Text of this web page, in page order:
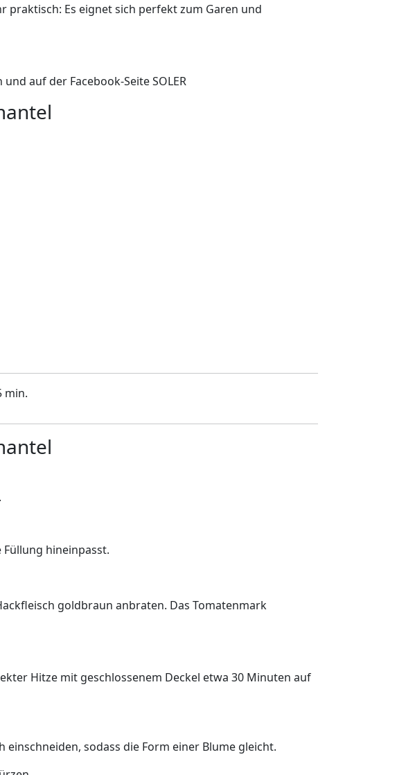
praktisch: Es eignet sich perfekt zum Garen und
auf der Facebook-Seite SOLER
min.
hineinpasst.
goldbraun anbraten. Das Tomatenmark
Hitze mit geschlossenem Deckel etwa 30 Minuten auf
sodass die Form einer Blume gleicht.